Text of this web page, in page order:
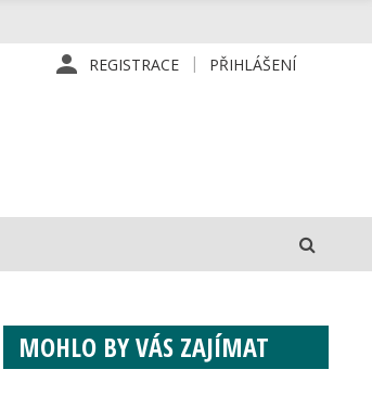
REGISTRACE PŘIHLÁŠENÍ
MOHLO BY VÁS ZAJÍMAT